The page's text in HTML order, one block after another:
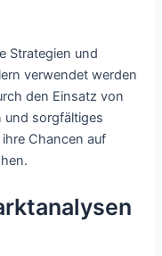
Strategien und
verwendet werden
den Einsatz von
und sorgfältiges
Chancen auf